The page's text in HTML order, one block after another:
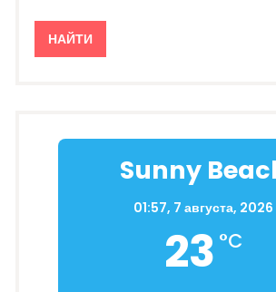
Sunny
01:57, 7 августа, 2026
23 °C